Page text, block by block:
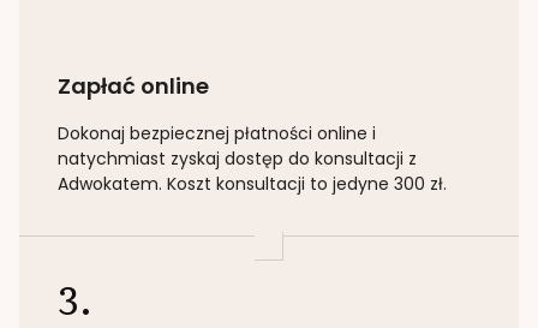
Zapłać online
Dokonaj bezpiecznej płatności online i
natychmiast zyskaj dostęp do konsultacji z
Adwokatem. Koszt konsultacji to jedyne 300 zł.
3.